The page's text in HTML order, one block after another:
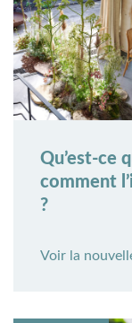
Qu’est-ce
comment
?
Voir la